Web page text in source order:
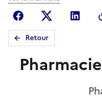
FacebookX
Retour